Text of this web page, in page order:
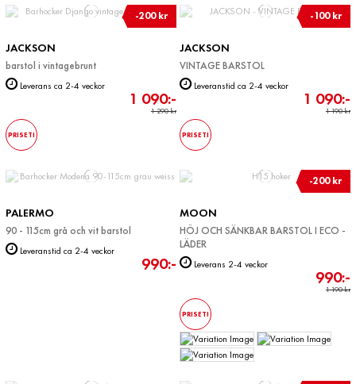
-200 kr
JACKSON
barstol i vintagebrunt
Leverans ca 2-4 veckor
1 090:-
1 290 kr
PRISETI
-100 kr
JACKSON
VINTAGE BARSTOL
Leveranstid ca 2-4 veckor
1 090:-
1 190 kr
PRISETI
PALERMO
90 - 115cm grå och vit barstol
Leveranstid ca 2-4 veckor
990:-
-200 kr
MOON
HÖJ OCH SÄNKBAR BARSTOL I ECO -
LÄDER
Leverans 2-4 veckor
990:-
1 190 kr
PRISETI